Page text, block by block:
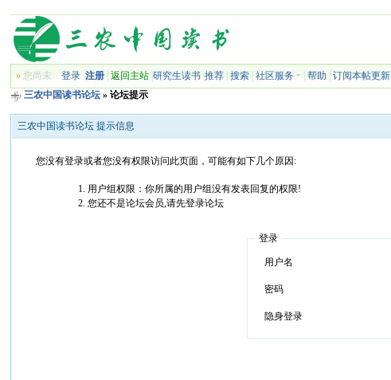
» 您尚未登录 注册 |返回主站 |研究生读书 |推荐 |搜索 |社区服务 |帮助 |订阅本帖更新
三农中国读书论坛 » 论坛提示
三农中国读书论坛 提示信息
您没有登录或者您没有权限访问此页面，可能有如下几个原因:
用户组权限：你所属的用户组没有发表回复的权限!
您还不是论坛会员,请先登录论坛
登录
用户名
密码
隐身登录